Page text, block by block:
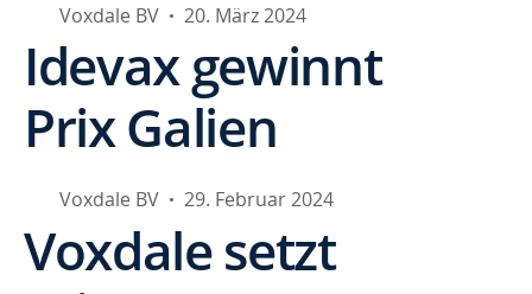
Idevax gewinnt
Prix Galien
20. März 2024
Voxdale BV •
Voxdale setzt
29. Februar 2024
Voxdale BV •